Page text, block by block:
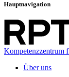
Hauptnavigation
Kompetenzzentrum
Über uns